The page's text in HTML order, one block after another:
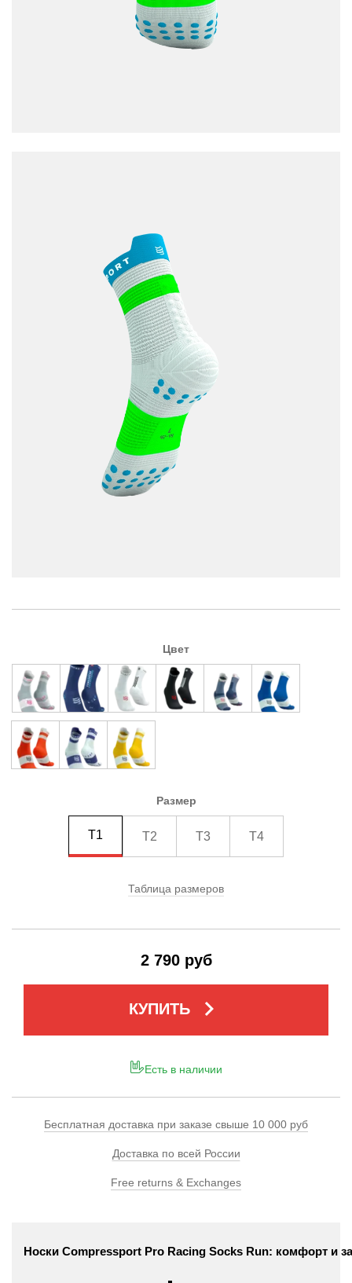
Цвет
Размер
T1 T2 T3 T4
Таблица размеров
2 790 руб
КУПИТЬ keyboard_arrow_right
Есть в наличии
Бесплатная доставка при заказе свыше 10 000 руб
Доставка по всей России
Free returns & Exchanges
Носки Compressport Pro Racing Socks Run: комфорт и